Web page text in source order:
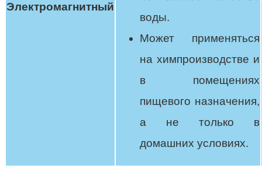
Электромагнитный
воды.
Может применяться
на химпроизводстве и
в помещениях
пищевого назначения,
а не только в
домашних условиях.